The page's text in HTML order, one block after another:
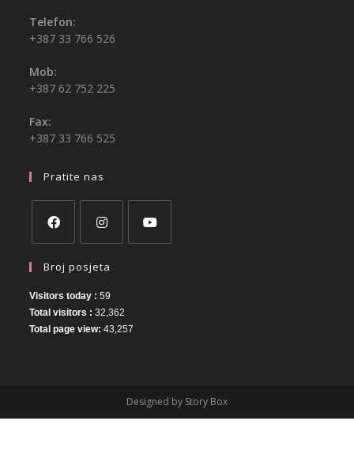
Telefon:
+387 33 766 526
Mob:
+387 62 752 225
Fax:
+387 33 766 525
Pratite nas
Broj posjeta
Visitors today :59
Total visitors :32,362
Total page view:43,257
Designed by Story Box